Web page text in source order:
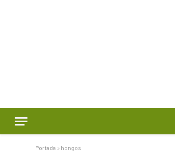
Portada » hongos